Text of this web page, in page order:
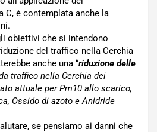
C, è contemplata anche la
obiettivi che si intendono
del traffico nella Cerchia
anche una “riduzione delle
traffico nella Cerchia dei
attuale per Pm10 allo scarico,
Ossido di azoto e Anidride
se pensiamo ai danni che